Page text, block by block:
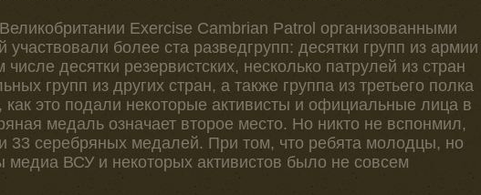
Exercise Cambrian Patrol организованными
участвовали более ста разведгрупп: десятки групп из армии
десятки резервистских, несколько патрулей из стран
групп из других стран, а также группа из третьего полка
это подали некоторые активисты и официальные лица в
медаль означает второе место. Но никто не вспонмил,
33 серебряных медалей. При том, что ребята молодцы, но
медиа ВСУ и некоторых активистов было не совсем